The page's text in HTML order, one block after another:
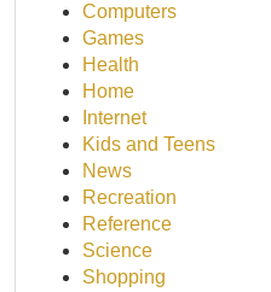
Computers
Games
Health
Home
Internet
Kids and Teens
News
Recreation
Reference
Science
Shopping